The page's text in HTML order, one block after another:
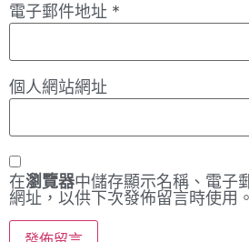
電子郵件地址 *
個人網站網址
在瀏覽器中儲存顯示名稱、電子
網址，以供下次發佈留言時使用。